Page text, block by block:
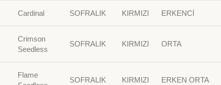
Cardinal SOFRALIK KIRMIZI ERKENCİ
Crimson
Seedless
SOFRALIK KIRMIZI ORTA
Flame
SOFRALIK KIRMIZI ERKEN ORTA